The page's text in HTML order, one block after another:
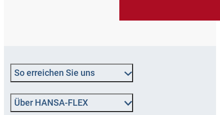
So erreichen Sie uns
Über HANSA‑FLEX